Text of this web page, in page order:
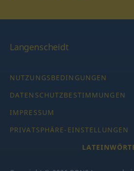
Langenscheidt
NUTZUNGSBEDINGUNGEN
DATENSCHUTZBESTIMMUNGEN
IMPRESSUM
PRIVATSPHÄRE-EINSTELLUNGEN